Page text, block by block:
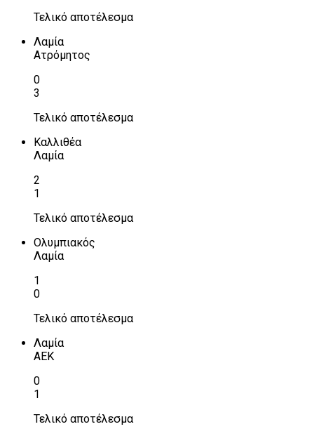
Τελικό αποτέλεσμα
Λαμία
Ατρόμητος
0
3
Τελικό αποτέλεσμα
Καλλιθέα
Λαμία
2
1
Τελικό αποτέλεσμα
Ολυμπιακός
Λαμία
1
0
Τελικό αποτέλεσμα
Λαμία
ΑΕΚ
0
1
Τελικό αποτέλεσμα